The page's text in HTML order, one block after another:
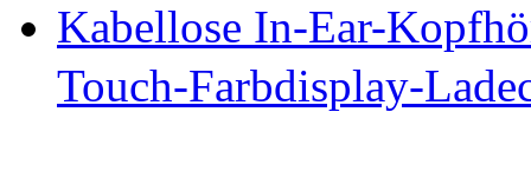
Kabellose In-Ear-
Touch-Farbdisplay-